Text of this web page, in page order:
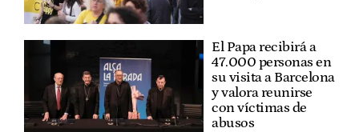
El Papa recibirá a
47.000 personas en
su visita a Barcelona
y valora reunirse
con víctimas de
abusos